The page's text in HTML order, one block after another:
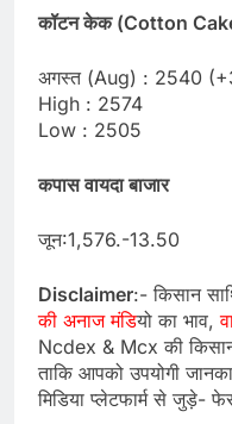
कॉटन केक (Cotton
अगस्त (Aug) : 2540
High : 2574
Low : 2505
कपास वायदा बाजार
जून:1,576.-13.50
Disclaimer:- किसान
की अनाज मंडियो का भाव,
Ncdex & Mcx की
ताकि आपको उपयोगी
मिडिया प्लेटफार्म से जुड़े-